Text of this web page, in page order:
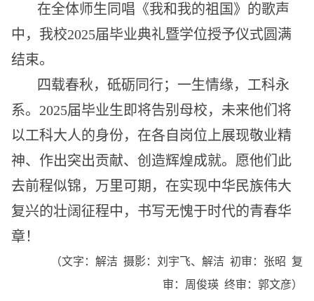
在全体师生同唱《我和我的祖国》的歌声
中，我校2025届毕业典礼暨学位授予仪式圆满
结束。
四载春秋，砥砺同行；一生情缘，工科永
系。2025届毕业生即将告别母校，未来他们将
以工科大人的身份，在各自岗位上展现敬业精
神、作出突出贡献、创造辉煌成就。愿他们此
去前程似锦，万里可期，在实现中华民族伟大
复兴的壮阔征程中，书写无愧于时代的青春华
章！
（文字：解洁 摄影：刘宇飞、解洁 初审：张昭 复
审：周俊瑛 终审：郭文彦）